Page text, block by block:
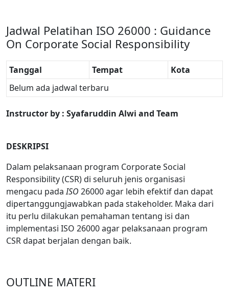
Jadwal Pelatihan ISO 26000 : Guidance
On Corporate Social Responsibility
Tanggal Tempat
Kota
Belum ada jadwal terbaru
Instructor by : Syafaruddin Alwi and Team
DESKRIPSI
Dalam pelaksanaan program Corporate Social
Responsibility (CSR) di seluruh jenis organisasi
mengacu padaISO 26000 agar lebih efektif dan dapat
dipertanggungjawabkan pada stakeholder. Maka dari
itu perlu dilakukan pemahaman tentang isi dan
implementasi ISO 26000 agar pelaksanaan program
CSR dapat berjalan dengan baik.
OUTLINE MATERI